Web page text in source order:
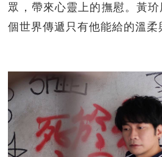
眾，帶來心靈上的撫慰。黃
個世界傳遞只有他能給的溫柔